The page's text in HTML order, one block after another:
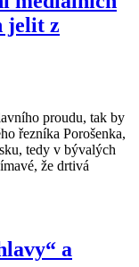
jelit z
proudu, tak by
řezníka Porošenka,
tedy v bývalých
že drtivá
a